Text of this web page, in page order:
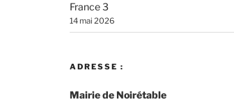
France 3
14 mai 2026
ADRESSE :
Mairie de Noirétable